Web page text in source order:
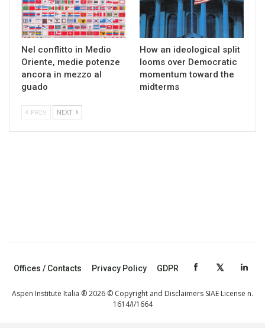
Nel conflitto in Medio
Oriente, medie potenze
ancora in mezzo al
guado
How an ideological split
looms over Democratic
momentum toward the
midterms
PREV NEXT
Offices / Contacts Privacy Policy GDPR
Aspen Institute Italia ® 2026 © Copyright and Disclaimers SIAE License n.
1614/I/1664